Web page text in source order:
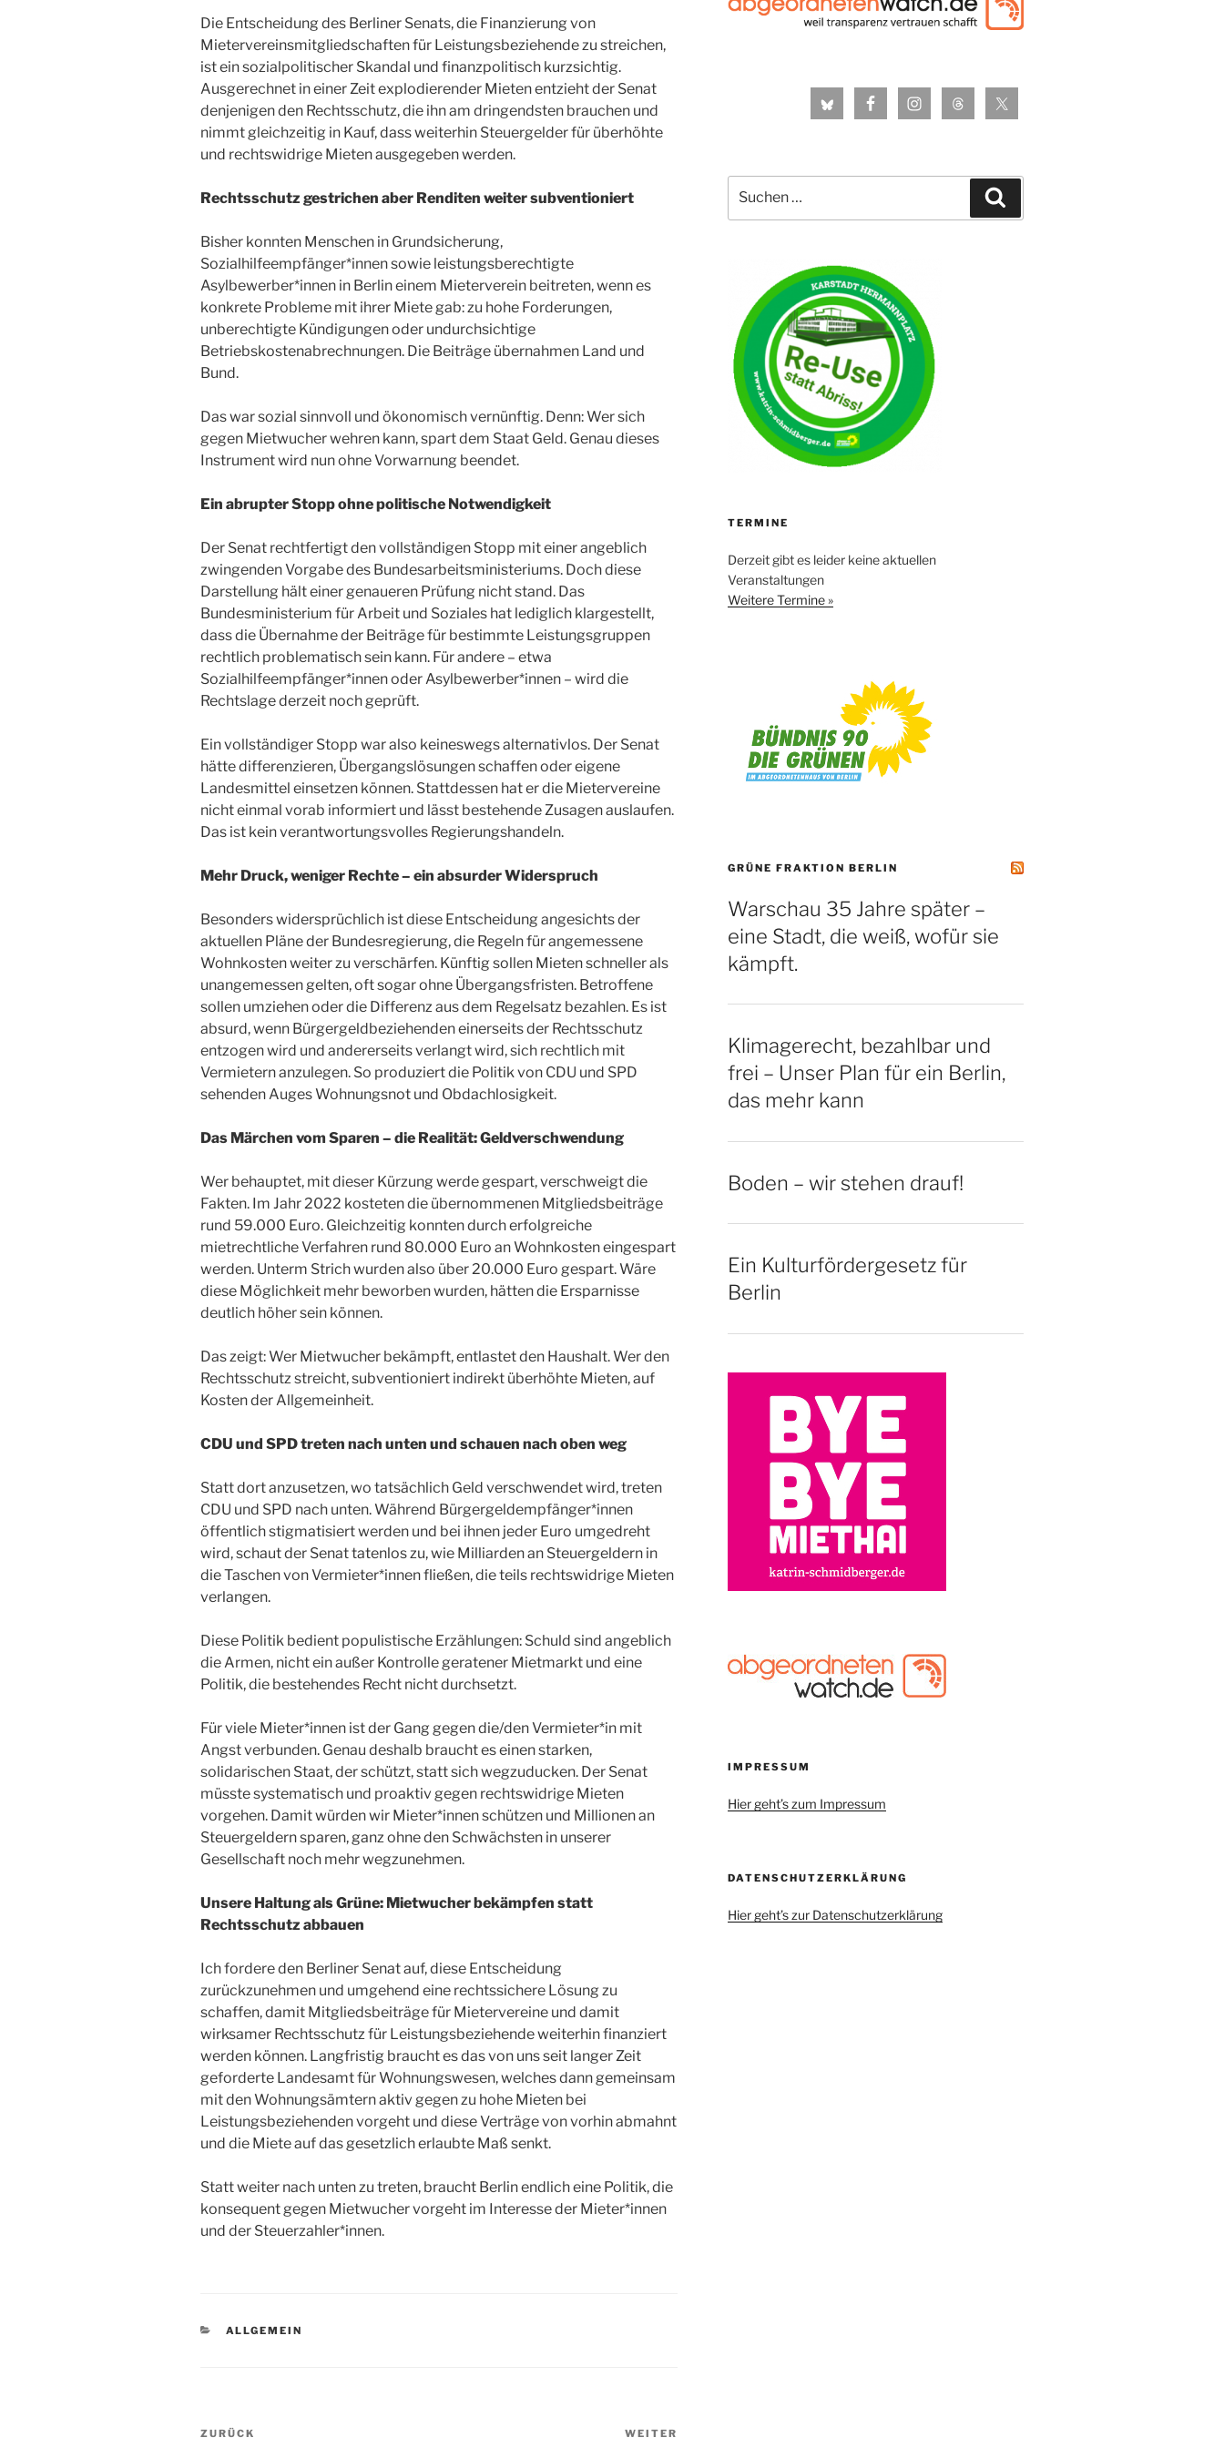
Die Entscheidung des Berliner Senats, die Finanzierung von
Mietervereinsmitgliedschaften für Leistungsbeziehende zu streichen,
ist ein sozialpolitischer Skandal und finanzpolitisch kurzsichtig.
Ausgerechnet in einer Zeit explodierender Mieten entzieht der Senat
denjenigen den Rechtsschutz, die ihn am dringendsten brauchen und
nimmt gleichzeitig in Kauf, dass weiterhin Steuergelder für überhöhte
und rechtswidrige Mieten ausgegeben werden.
Rechtsschutz gestrichen aber Renditen weiter subventioniert
Bisher konnten Menschen in Grundsicherung,
Sozialhilfeempfänger*innen sowie leistungsberechtigte
Asylbewerber*innen in Berlin einem Mieterverein beitreten, wenn es
konkrete Probleme mit ihrer Miete gab: zu hohe Forderungen,
unberechtigte Kündigungen oder undurchsichtige
Betriebskostenabrechnungen. Die Beiträge übernahmen Land und
Bund.
Das war sozial sinnvoll und ökonomisch vernünftig. Denn: Wer sich
gegen Mietwucher wehren kann, spart dem Staat Geld. Genau dieses
Instrument wird nun ohne Vorwarnung beendet.
Ein abrupter Stopp ohne politische Notwendigkeit
Der Senat rechtfertigt den vollständigen Stopp mit einer angeblich
zwingenden Vorgabe des Bundesarbeitsministeriums. Doch diese
Darstellung hält einer genaueren Prüfung nicht stand. Das
Bundesministerium für Arbeit und Soziales hat lediglich klargestellt,
dass die Übernahme der Beiträge für bestimmte Leistungsgruppen
rechtlich problematisch sein kann. Für andere – etwa
Sozialhilfeempfänger*innen oder Asylbewerber*innen – wird die
Rechtslage derzeit noch geprüft.
Ein vollständiger Stopp war also keineswegs alternativlos. Der Senat
hätte differenzieren, Übergangslösungen schaffen oder eigene
Landesmittel einsetzen können. Stattdessen hat er die Mietervereine
nicht einmal vorab informiert und lässt bestehende Zusagen auslaufen.
Das ist kein verantwortungsvolles Regierungshandeln.
Mehr Druck, weniger Rechte – ein absurder Widerspruch
Besonders widersprüchlich ist diese Entscheidung angesichts der
aktuellen Pläne der Bundesregierung, die Regeln für angemessene
Wohnkosten weiter zu verschärfen. Künftig sollen Mieten schneller als
unangemessen gelten, oft sogar ohne Übergangsfristen. Betroffene
sollen umziehen oder die Differenz aus dem Regelsatz bezahlen. Es ist
absurd, wenn Bürgergeldbeziehenden einerseits der Rechtsschutz
entzogen wird und andererseits verlangt wird, sich rechtlich mit
Vermietern anzulegen. So produziert die Politik von CDU und SPD
sehenden Auges Wohnungsnot und Obdachlosigkeit.
Das Märchen vom Sparen – die Realität: Geldverschwendung
Wer behauptet, mit dieser Kürzung werde gespart, verschweigt die
Fakten. Im Jahr 2022 kosteten die übernommenen Mitgliedsbeiträge
rund 59.000 Euro. Gleichzeitig konnten durch erfolgreiche
mietrechtliche Verfahren rund 80.000 Euro an Wohnkosten eingespart
werden. Unterm Strich wurden also über 20.000 Euro gespart. Wäre
diese Möglichkeit mehr beworben wurden, hätten die Ersparnisse
deutlich höher sein können.
Das zeigt: Wer Mietwucher bekämpft, entlastet den Haushalt. Wer den
Rechtsschutz streicht, subventioniert indirekt überhöhte Mieten, auf
Kosten der Allgemeinheit.
CDU und SPD treten nach unten und schauen nach oben weg
Statt dort anzusetzen, wo tatsächlich Geld verschwendet wird, treten
CDU und SPD nach unten. Während Bürgergeldempfänger*innen
öffentlich stigmatisiert werden und bei ihnen jeder Euro umgedreht
wird, schaut der Senat tatenlos zu, wie Milliarden an Steuergeldern in
die Taschen von Vermieter*innen fließen, die teils rechtswidrige Mieten
verlangen.
Diese Politik bedient populistische Erzählungen: Schuld sind angeblich
die Armen, nicht ein außer Kontrolle geratener Mietmarkt und eine
Politik, die bestehendes Recht nicht durchsetzt.
Für viele Mieter*innen ist der Gang gegen die/den Vermieter*in mit
Angst verbunden. Genau deshalb braucht es einen starken,
solidarischen Staat, der schützt, statt sich wegzuducken. Der Senat
müsste systematisch und proaktiv gegen rechtswidrige Mieten
vorgehen. Damit würden wir Mieter*innen schützen und Millionen an
Steuergeldern sparen, ganz ohne den Schwächsten in unserer
Gesellschaft noch mehr wegzunehmen.
Unsere Haltung als Grüne: Mietwucher bekämpfen statt
Rechtsschutz abbauen
Ich fordere den Berliner Senat auf, diese Entscheidung
zurückzunehmen und umgehend eine rechtssichere Lösung zu
schaffen, damit Mitgliedsbeiträge für Mietervereine und damit
wirksamer Rechtsschutz für Leistungsbeziehende weiterhin finanziert
werden können. Langfristig braucht es das von uns seit langer Zeit
geforderte Landesamt für Wohnungswesen, welches dann gemeinsam
mit den Wohnungsämtern aktiv gegen zu hohe Mieten bei
Leistungsbeziehenden vorgeht und diese Verträge von vorhin abmahnt
und die Miete auf das gesetzlich erlaubte Maß senkt.
Statt weiter nach unten zu treten, braucht Berlin endlich eine Politik, die
konsequent gegen Mietwucher vorgeht im Interesse der Mieter*innen
und der Steuerzahler*innen.
KATEGORIEN
ALLGEMEIN
Beitragsnavigation
Vorheriger
ZURÜCK WEITER
nach:
TERMINE
Derzeit gibt es leider keine aktuellen
Veranstaltungen
Weitere Termine »
GRÜNE FRAKTION BERLIN
Warschau 35 Jahre später –
eine Stadt, die weiß, wofür sie
kämpft.
Klimagerecht, bezahlbar und
frei – Unser Plan für ein Berlin,
das mehr kann
Boden – wir stehen drauf!
Ein Kulturfördergesetz für
Berlin
IMPRESSUM
Hier geht’s zum Impressum
DATENSCHUTZERKLÄRUNG
Hier geht’s zur Datenschutzerklärung